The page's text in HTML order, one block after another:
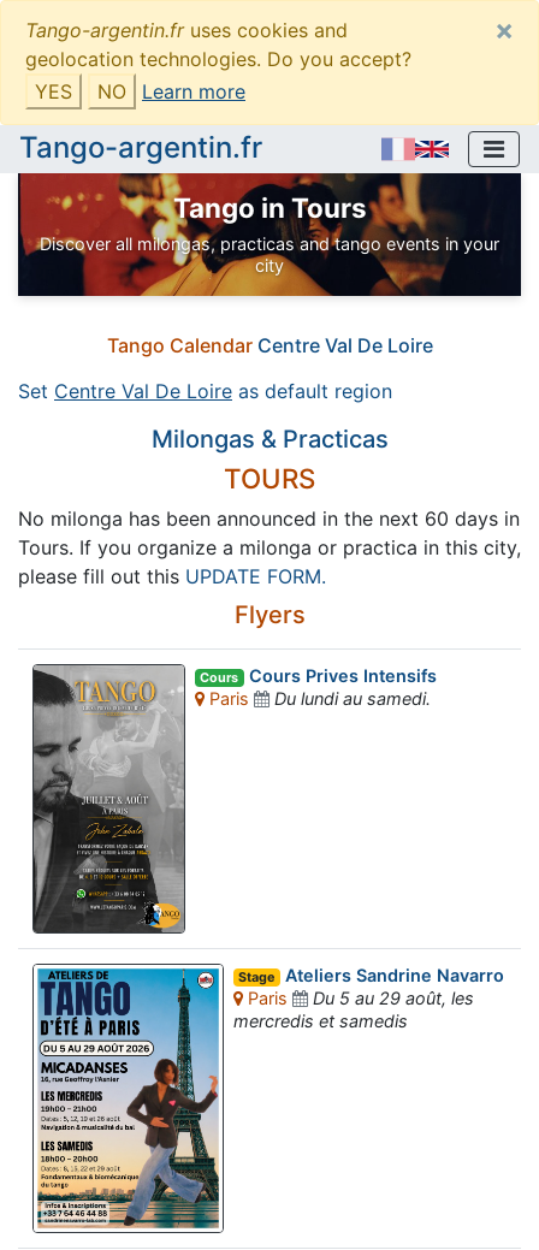
Tango-argentin.fruses cookies and
geolocation technologies. Do you accept?
YES
NO Learn more
×
Tango-argentin.fr
Tango in Tours
Discover all milongas, practicas and tango events in your
city
Tango Calendar Centre Val De Loire
Set Centre Val De Loire as default region
Milongas & Practicas
TOURS
No milonga has been announced in the next 60 days in
Tours. If you organize a milonga or practica in this city,
please fill out this UPDATE FORM.
Flyers
Cours Cours Prives Intensifs
Paris
Du lundi au samedi.
Stage Ateliers Sandrine Navarro
Paris
Du 5 au 29 août, les
mercredis et samedis